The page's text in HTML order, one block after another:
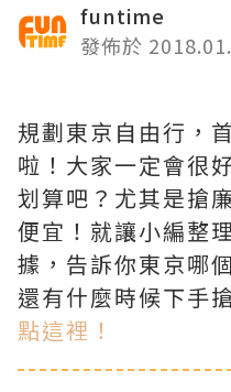
funtime
發佈於
規劃東京自由行，
啦！大家一定會很
划算吧？尤其是搶
便宜！就讓小編整
據，告訴你東京哪
還有什麼時候下手
點這裡！